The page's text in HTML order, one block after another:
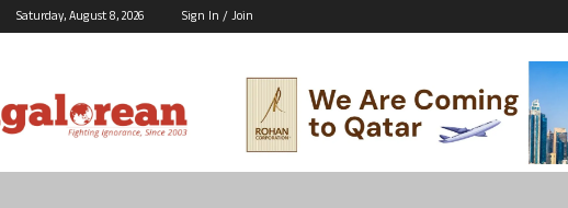
Saturday, August 8, 2026 Sign In / Join